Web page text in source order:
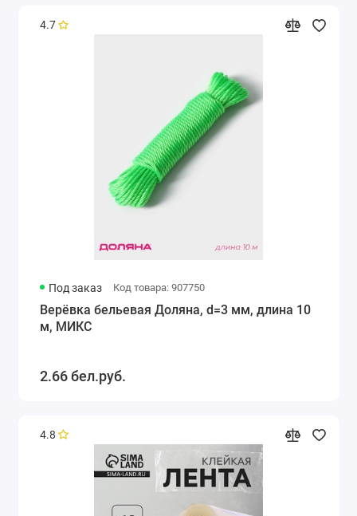
4.7
Под заказ Код товара: 907750
Верёвка бельевая Доляна, d=3 мм, длина 10
м, МИКС
2.66 бел.руб.
4.8